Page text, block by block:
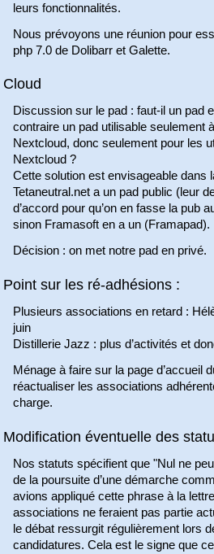
leurs fonctionnalités.
Nous prévoyons une réunion pour
php 7.0 de Dolibarr et Galette.
Cloud
Discussion sur le pad : faut-il un pad
contraire un pad utilisable seulement
Nextcloud, donc seulement pour les
Nextcloud ?
Cette solution est envisageable dans
Tetaneutral.net a un pad public (leur
d’accord pour qu’on en fasse la pub
sinon Framasoft en a un (Framapad).
Décision : on met notre pad en privé.
Point sur les ré-adhésions :
Plusieurs associations en retard :
juin
Distillerie Jazz : plus d’activités et
Ménage à faire sur la page d’accueil
réactualiser les associations
charge.
Modification éventuelle des
Nos statuts spécifient que "Nul ne
de la poursuite d’une démarche
avions appliqué cette phrase à la
associations ne feraient pas partie
le débat ressurgit régulièrement lors
candidatures. Cela est le signe que